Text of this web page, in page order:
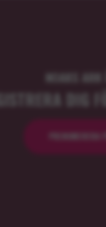
NOAKS ARK
DIG
PRENUMERERA